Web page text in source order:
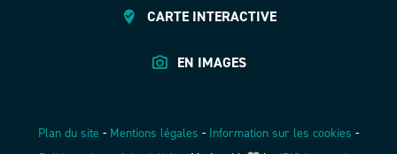
CARTE INTERACTIVE
EN IMAGES
Plan du site - Mentions légales - Information sur les cookies -